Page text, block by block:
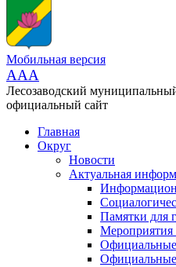
Мобильная версия
AAA
Лесозаводский
официальный сайт
Главная
Округ
Новости
Актуальная
Памятки для
Мероприятия
Официальные